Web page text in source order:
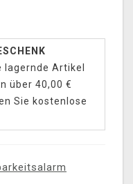
lagernde Artikel
über 40,00 €
Sie kostenlose